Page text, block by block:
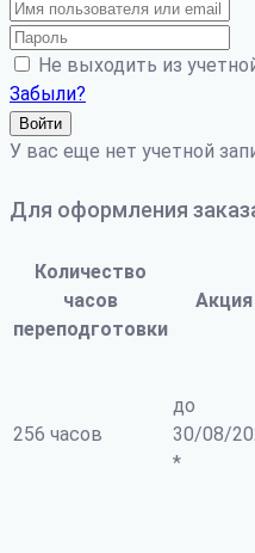
Не выходить из
Забыли?
Войти
У вас еще нет учетной
Для оформления
Количество
часов
переподготовки
Акция
256 часов
до
30/08/
*